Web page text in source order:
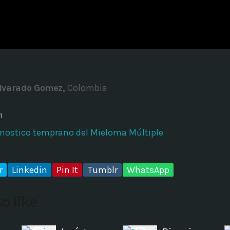
Time
Gomez, Colombia
temprano del Mieloma Múltiple
Linkedin Pin It Tumblr WhatsApp